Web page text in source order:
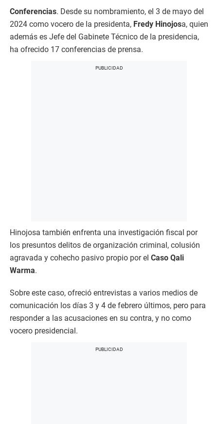
Conferencias. Desde su nombramiento, el 3 de mayo del
2024 como vocero de la presidenta, Fredy Hinojosa, quien
además es Jefe del Gabinete Técnico de la presidencia,
ha ofrecido 17 conferencias de prensa.
Hinojosa también enfrenta una investigación fiscal por
los presuntos delitos de organización criminal, colusión
agravada y cohecho pasivo propio por el Caso Qali
Warma.
Sobre este caso, ofreció entrevistas a varios medios de
comunicación los días 3 y 4 de febrero últimos, pero para
responder a las acusaciones en su contra, y no como
vocero presidencial.